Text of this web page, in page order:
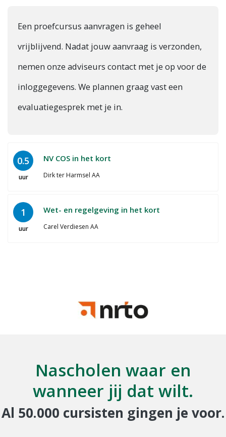
Een proefcursus aanvragen is geheel
vrijblijvend. Nadat jouw aanvraag is verzonden,
nemen onze adviseurs contact met je op voor de
inloggegevens. We plannen graag vast een
evaluatiegesprek met je in.
0.5
uur
NV COS in het kort
Dirk ter Harmsel AA
1
uur
Wet- en regelgeving in het kort
Carel Verdiesen AA
Nascholen waar en
wanneer jij dat wilt.
Al 50.000 cursisten gingen je voor.